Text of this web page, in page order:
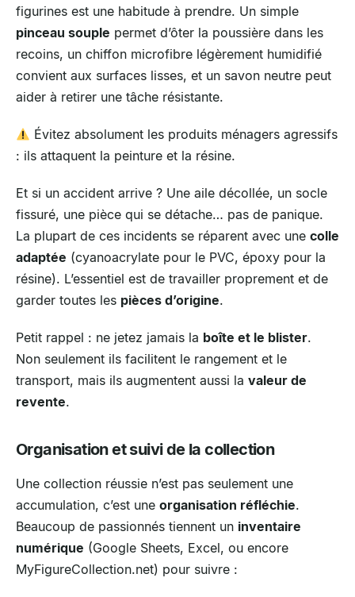
figurines est une habitude à prendre. Un simple
pinceau souple permet d’ôter la poussière dans les
recoins, un chiffon microfibre légèrement humidifié
convient aux surfaces lisses, et un savon neutre peut
aider à retirer une tâche résistante.
Évitez absolument les produits ménagers agressifs
: ils attaquent la peinture et la résine.
Et si un accident arrive ? Une aile décollée, un socle
fissuré, une pièce qui se détache… pas de panique.
La plupart de ces incidents se réparent avec une colle
adaptée (cyanoacrylate pour le PVC, époxy pour la
résine). L’essentiel est de travailler proprement et de
garder toutes les pièces d’origine.
Petit rappel : ne jetez jamais la boîte et le blister.
Non seulement ils facilitent le rangement et le
transport, mais ils augmentent aussi la valeur de
revente.
Organisation et suivi de la collection
Une collection réussie n’est pas seulement une
accumulation, c’est une organisation réfléchie.
Beaucoup de passionnés tiennent un inventaire
numérique (Google Sheets, Excel, ou encore
MyFigureCollection.net) pour suivre :